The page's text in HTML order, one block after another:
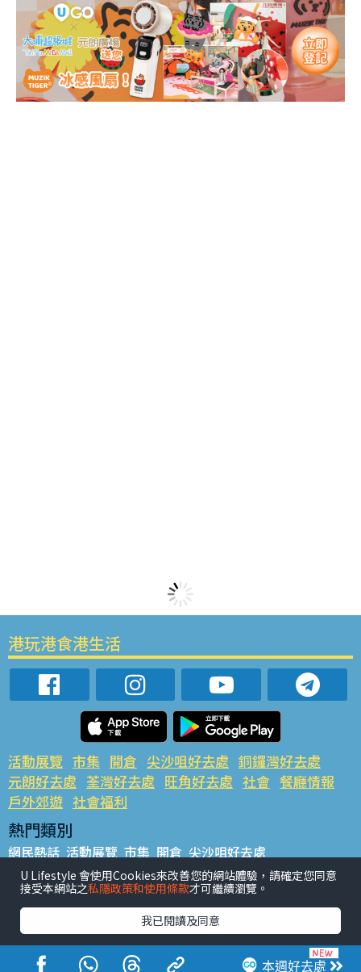
本週好去處
港玩港食港生活
活動展覽 市集 開倉 尖沙咀好去處 銅鑼灣好去處
元朗好去處 荃灣好去處 旺角好去處 社會 餐廳情報
戶外郊遊 社會福利
熱門類別
網民熱話 活動展覽 市集 開倉 尖沙咀好去處
銅鑼灣好去處 元朗好去處 荃灣好去處 旺角好去處 社會
餐廳情報 戶外郊遊
熱門標籤
#UGO搵好去處 #人氣活動推介 #美食社群熱話
#親子玩樂好去處
#ULifestyle應用程式
#限時搶
U Lifestyle 會使用Cookies來改善您的網站體驗，請確定您同意
接受本網站之私隱政策和使用條款才可繼續瀏覽。
我已閱讀及同意